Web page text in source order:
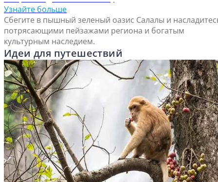
Узнайте больше
Сбегите в пышный зеленый оазис Салалы и
потрясающими пейзажами региона и богатым
культурным наследием.
Идеи для путешествий